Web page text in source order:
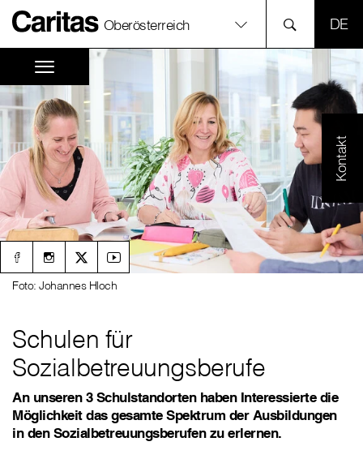
Oberösterreich
Kontakt
Schulen für
Sozialbetreuungsberufe
Foto: Johannes Hloch
An unseren 3 Schulstandorten haben Interessierte die
Möglichkeit das gesamte Spektrum der Ausbildungen
in den Sozialbetreuungsberufen zu erlernen.